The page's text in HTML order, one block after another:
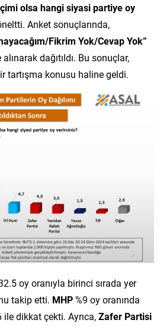
olsa hangi siyasi partiye oy
Anket sonuçlarında,
Fikrim Yok/Cevap Yok”
dağıtıldı. Bu sonuçlar,
tartışma konusu haline geldi.
oy oranıyla birinci sırada yer
takip etti. MHP%9 oy oranında
ile dikkat çekti. Ayrıca,Zafer Partisi